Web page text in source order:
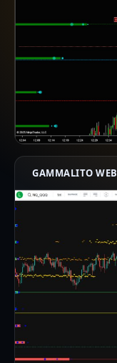
GAMMALITO WEB